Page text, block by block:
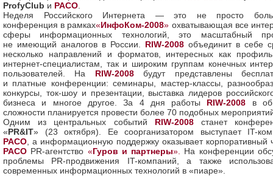
ProfyClub и РАСО
Неделя Российского Интернета — это не просто
конференция в рамках«ИнфоКом-2008» охватывающая все
сферы информационных технологий, это масштабный
не имеющий аналогов в России. RIW-2008 объединит в себе
несколько направлений и форматов, интересных как
интернет-специалистам, так и широким группам конечных
пользователей. На RIW-2008будут представлены
и платные конференции: семинары, мастер-классы,
конкурсы, ток-шоу и презентации, выставка лидеров
бизнеса и многое другое. За 4 дня работы RIW-2008 в
сложности планируется провести более 70 подобных
Одним из центральных событий RIW-2008станет
«PR&IT» (23 октября). Ее соорганизатором выступает IT-
РАСО , а информационную поддержку оказывает корпоративный
РАСО PR-агентство «Гуров и партнеры». На конференции
проблемы PR-продвижения IT-компаний, а также
современных информационных технологий в «пиаре».